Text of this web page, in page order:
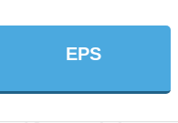
EPS